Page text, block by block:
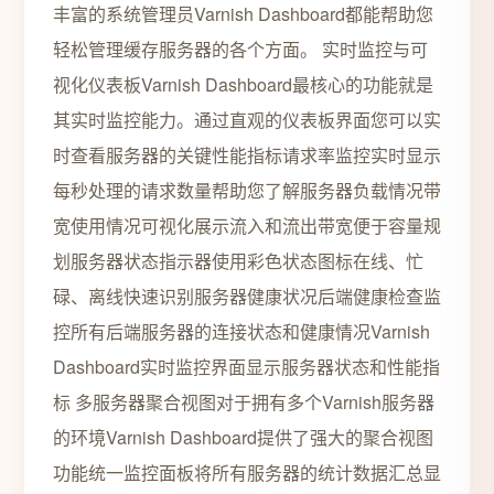
丰富的系统管理员Varnish Dashboard都能帮助您
轻松管理缓存服务器的各个方面。 实时监控与可
视化仪表板Varnish Dashboard最核心的功能就是
其实时监控能力。通过直观的仪表板界面您可以实
时查看服务器的关键性能指标请求率监控实时显示
每秒处理的请求数量帮助您了解服务器负载情况带
宽使用情况可视化展示流入和流出带宽便于容量规
划服务器状态指示器使用彩色状态图标在线、忙
碌、离线快速识别服务器健康状况后端健康检查监
控所有后端服务器的连接状态和健康情况Varnish
Dashboard实时监控界面显示服务器状态和性能指
标 多服务器聚合视图对于拥有多个Varnish服务器
的环境Varnish Dashboard提供了强大的聚合视图
功能统一监控面板将所有服务器的统计数据汇总显